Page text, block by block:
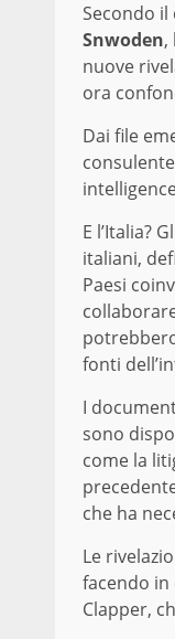
Secondo il
Snwoden,
nuove
ora
Dai file
E l’Italia?
italiani,
Paesi
fonti
I
sono
come la
che ha
Le
facendo in
Clapper,